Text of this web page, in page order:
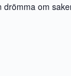
drömma om